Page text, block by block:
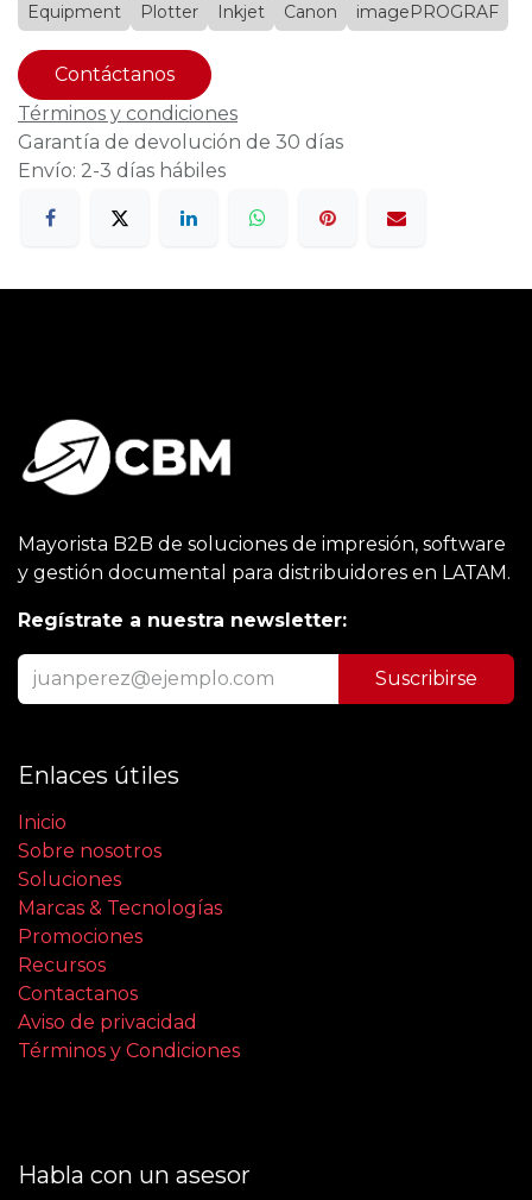
Equipment Plotter Inkjet Canon imagePROGRAF
Contáctanos
Términos y condiciones
Garantía de devolución de 30 días
Envío: 2-3 días hábiles
Mayorista B2B de soluciones de impresión, software
y gestión documental para distribuidores en LATAM.
Regístrate a nuestra newsletter:
Suscribirse
Enlaces útiles
Inicio
Sobre nosotros
Soluciones
Marcas & Tecnologías
Promociones
Recursos
Contactanos
Aviso de privacidad
Términos y Condiciones
Habla con un asesor